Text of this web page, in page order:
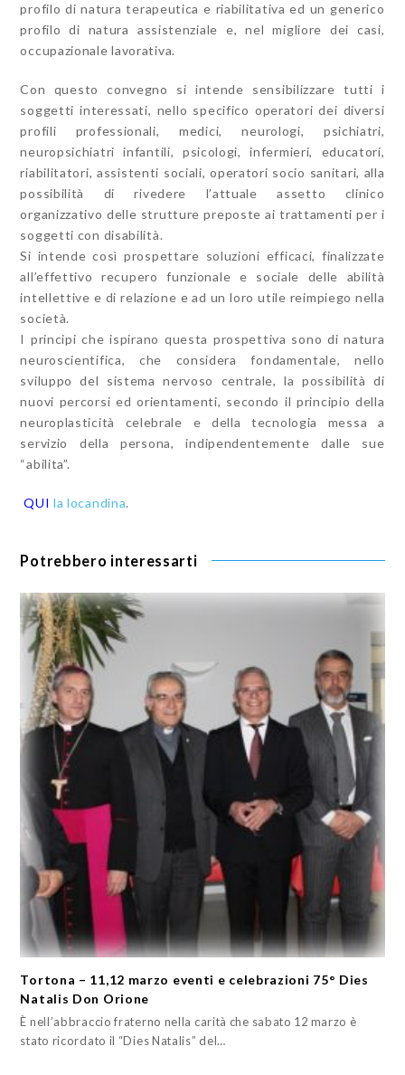
profilo di natura terapeutica e riabilitativa ed un generico
profilo di natura assistenziale e, nel migliore dei casi,
occupazionale lavorativa.
Con questo convegno si intende sensibilizzare tutti i
soggetti interessati, nello specifico operatori dei diversi
profili professionali, medici, neurologi, psichiatri,
neuropsichiatri infantili, psicologi, infermieri, educatori,
riabilitatori, assistenti sociali, operatori socio sanitari, alla
possibilità di rivedere l’attuale assetto clinico
organizzativo delle strutture preposte ai trattamenti per i
soggetti con disabilità.
Si intende così prospettare soluzioni efficaci, finalizzate
all’effettivo recupero funzionale e sociale delle abilità
intellettive e di relazione e ad un loro utile reimpiego nella
società.
I principi che ispirano questa prospettiva sono di natura
neuroscientifica, che considera fondamentale, nello
sviluppo del sistema nervoso centrale, la possibilità di
nuovi percorsi ed orientamenti, secondo il principio della
neuroplasticità celebrale e della tecnologia messa a
servizio della persona, indipendentemente dalle sue
“abilita”.
QUI la locandina.
Potrebbero interessarti
Tortona – 11,12 marzo eventi e celebrazioni 75° Dies
Natalis Don Orione
È nell’abbraccio fraterno nella carità che sabato 12 marzo è
stato ricordato il “Dies Natalis” del…